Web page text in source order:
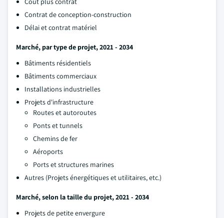
Contrat de conception-construction
Délai et contrat matériel
Marché, par type de projet, 2021 - 2034
Bâtiments résidentiels
Bâtiments commerciaux
Installations industrielles
Projets d'infrastructure
Routes et autoroutes
Ponts et tunnels
Chemins de fer
Aéroports
Ports et structures marines
Autres (Projets énergétiques et utilitaires, etc.)
Marché, selon la taille du projet, 2021 - 2034
Projets de petite envergure